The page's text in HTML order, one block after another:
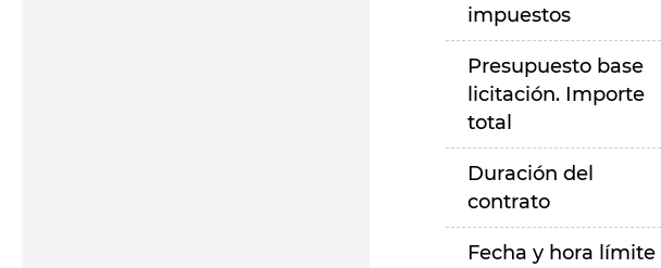
impuestos
Presupuesto base
licitación. Importe
total
Duración del
contrato
Fecha y hora límite